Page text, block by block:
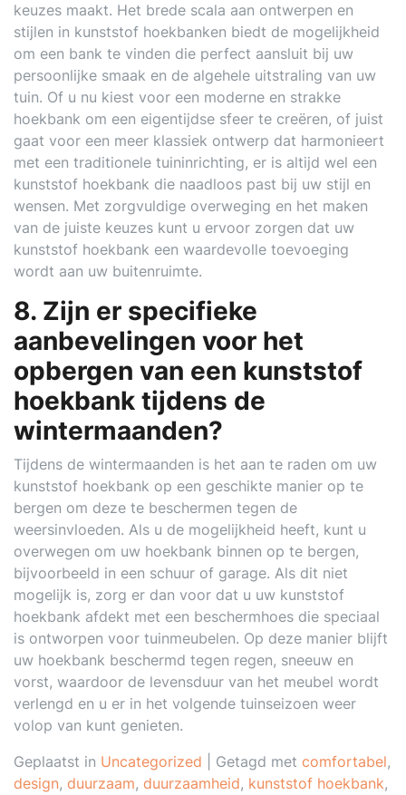
keuzes maakt. Het brede scala aan ontwerpen en
stijlen in kunststof hoekbanken biedt de mogelijkheid
om een bank te vinden die perfect aansluit bij uw
persoonlijke smaak en de algehele uitstraling van uw
tuin. Of u nu kiest voor een moderne en strakke
hoekbank om een eigentijdse sfeer te creëren, of juist
gaat voor een meer klassiek ontwerp dat harmonieert
met een traditionele tuininrichting, er is altijd wel een
kunststof hoekbank die naadloos past bij uw stijl en
wensen. Met zorgvuldige overweging en het maken
van de juiste keuzes kunt u ervoor zorgen dat uw
kunststof hoekbank een waardevolle toevoeging
wordt aan uw buitenruimte.
8. Zijn er specifieke
aanbevelingen voor het
opbergen van een kunststof
hoekbank tijdens de
wintermaanden?
Tijdens de wintermaanden is het aan te raden om uw
kunststof hoekbank op een geschikte manier op te
bergen om deze te beschermen tegen de
weersinvloeden. Als u de mogelijkheid heeft, kunt u
overwegen om uw hoekbank binnen op te bergen,
bijvoorbeeld in een schuur of garage. Als dit niet
mogelijk is, zorg er dan voor dat u uw kunststof
hoekbank afdekt met een beschermhoes die speciaal
is ontworpen voor tuinmeubelen. Op deze manier blijft
uw hoekbank beschermd tegen regen, sneeuw en
vorst, waardoor de levensduur van het meubel wordt
verlengd en u er in het volgende tuinseizoen weer
volop van kunt genieten.
Geplaatst in Uncategorized Getagd met comfortabel,
design, duurzaam, duurzaamheid, kunststof hoekbank,